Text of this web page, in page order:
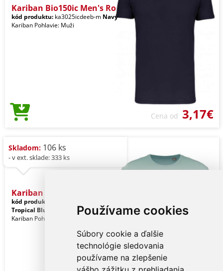
Používame cookies
Súbory cookie a ďalšie
technológie sledovania
používame na zlepšenie
Kariban Bio150ic Men's Ro
kód produktu: ka3025icdeeb-m Navy
Kariban Pohlavie: Muži
Cena od 3,17€
Skladom: 106 ks
- v ext. sklade: 333 ks
Kariban Bio150ic Men's Ro
kód produktu:
Tropical Blue
Kariban Pohlavie: Muži